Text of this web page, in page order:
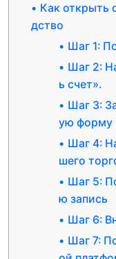
Как открыть
дство
Шаг 1:
Шаг 2:
ь счет».
Шаг 3:
ую форму
Шаг 4:
шего
Шаг 5:
ю запись
Шаг 6:
Шаг 7: